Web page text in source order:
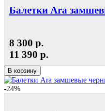
Балетки Ara
8 300 р.
11 390 р.
В корзину
-24%